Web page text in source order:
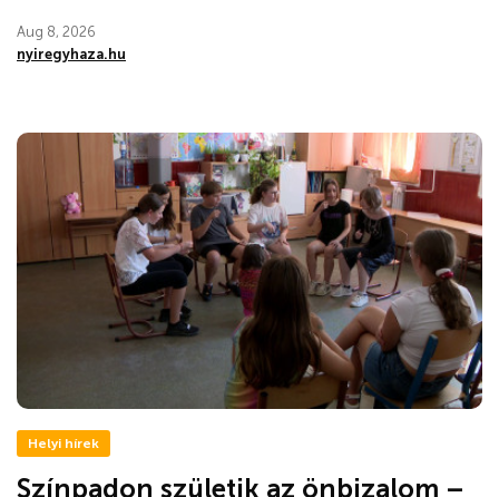
Aug 8, 2026
nyiregyhaza.hu
Helyi hírek
Színpadon születik az önbizalom –